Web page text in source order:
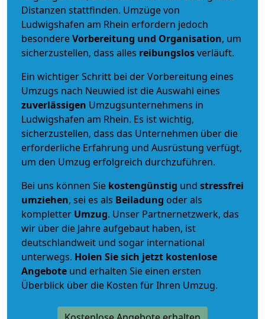
Distanzen stattfinden. Umzüge von
Ludwigshafen am Rhein erfordern jedoch
besondereVorbereitung und Organisation, um
sicherzustellen, dass alles reibungslosverläuft.
Ein wichtiger Schritt bei der Vorbereitung eines
Umzugs nach Neuwied ist die Auswahl eines
zuverlässigen Umzugsunternehmens in
Ludwigshafen am Rhein. Es ist wichtig,
sicherzustellen, dass das Unternehmen über die
erforderliche Erfahrung und Ausrüstung verfügt,
um den Umzug erfolgreich durchzuführen.
Bei uns können Sie kostengünstig und stressfrei
umziehen, sei es als Beiladung oder als
kompletter Umzug. Unser Partnernetzwerk, das
wir über die Jahre aufgebaut haben, ist
deutschlandweit und sogar international
unterwegs. Holen Sie sich jetzt kostenlose
Angebote und erhalten Sie einen ersten
Überblick über die Kosten für Ihren Umzug.